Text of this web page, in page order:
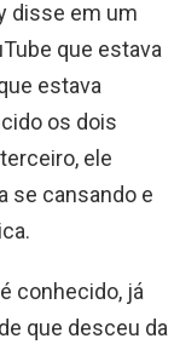
disse em um
que estava
estava
os dois
ele
se cansando e
conhecido, já
que desceu da